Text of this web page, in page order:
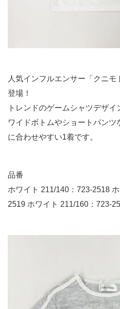
人気インフルエンサー「クニ
登場！
トレンドのゲームシャツデザイ
ワイドボトムやショートパンツ
に合わせやすい1着です。
品番
ホワイト 211/140：723-2518
2519 ホワイト 211/160：723-